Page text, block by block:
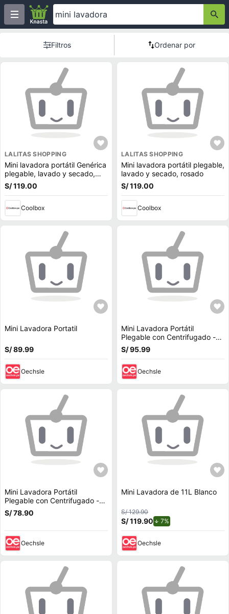
Filtros Ordenar por
LALITAS SHOPPING
Mini lavadora portátil Genérica
plegable, lavado y secado,
verde
S/ 119.00
Coolbox
LALITAS SHOPPING
Mini lavadora portátil plegable,
lavado y secado, rosado
S/ 119.00
Coolbox
Mini Lavadora Portatil
S/ 89.99
Oechsle
Mini Lavadora Portátil
Plegable con Centrifugado -
ROSADO
S/ 95.99
Oechsle
Mini Lavadora Portátil
Plegable con Centrifugado -
VERDE
S/ 78.90
Oechsle
Mini Lavadora de 11L Blanco
S/ 129.90
S/ 119.90 7%
Oechsle